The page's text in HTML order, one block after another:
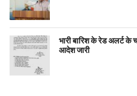
भारी बारिश के रेड अलर्ट
आदेश जारी